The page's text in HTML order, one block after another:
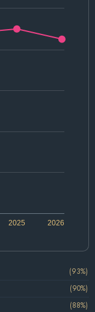
2026
2025
(93%)
(90%)
(88%)